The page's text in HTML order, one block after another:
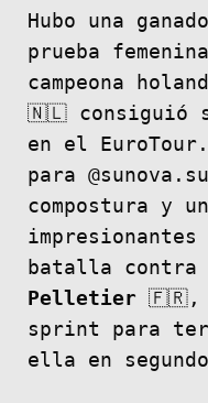
Hubo una
prueba
campeona
🇳🇱 consiguió
en el
para
compostura y
batalla contra
Pelletier🇫🇷,
sprint para
ella en